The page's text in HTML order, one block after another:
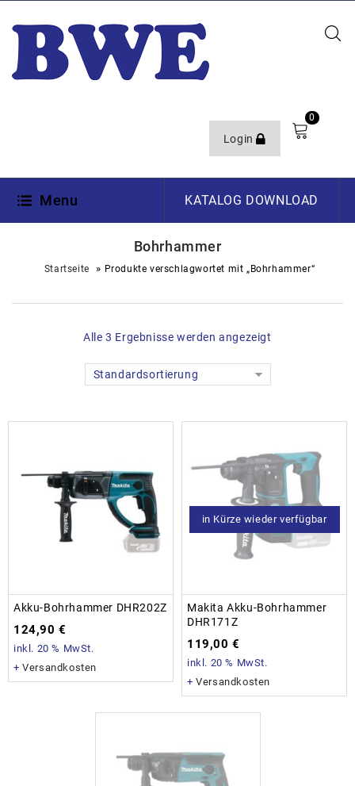
Login
0
Menu KATALOG DOWNLOAD
Bohrhammer
Startseite » Produkte verschlagwortet mit „Bohrhammer“
Alle 3 Ergebnisse werden angezeigt
Standardsortierung
Akku-Bohrhammer DHR202Z
124,90€
inkl. 20 % MwSt.
+Versandkosten
in Kürze wieder verfügbar
Makita Akku-Bohrhammer
DHR171Z
119,00€
inkl. 20 % MwSt.
+Versandkosten